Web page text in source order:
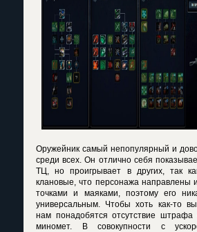
Оружейник самый непопулярный и
среди всех. Он отлично себя
ТЦ, но проигрывает в других, так
клановые, что персонажа направлены
точками и маяками, поэтому его
универсальным. Чтобы хоть как-то
нам понадобятся отсутствие
миномет. В совокупности с